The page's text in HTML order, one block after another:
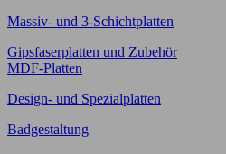
Massiv- und 3-Schichtplatten
Gipsfaserplatten und Zubehör
MDF-Platten
Design- und Spezialplatten
Badgestaltung